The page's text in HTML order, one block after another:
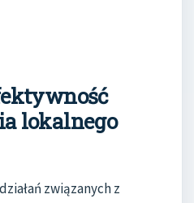
lokalnego
związanych z